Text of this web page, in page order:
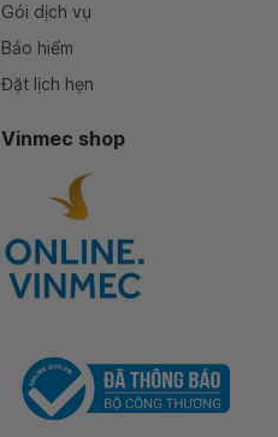
Gói dịch vụ
Bảo hiểm
Đặt lịch hẹn
Vinmec shop